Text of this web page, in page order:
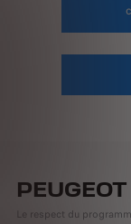
Le respect du